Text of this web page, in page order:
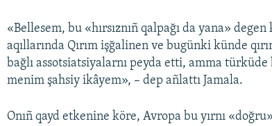
«Bellesem, bu «hırsıznıñ qalpağı da yana»
aqıllarında Qırım işğalinen ve bugünki künde
bağlı assotsiatsiyalarnı peyda etti, amma
menim şahsiy ikâyem», – dep añlattı Jamala.
Onıñ qayd etkenine köre, Avropa bu yırnı